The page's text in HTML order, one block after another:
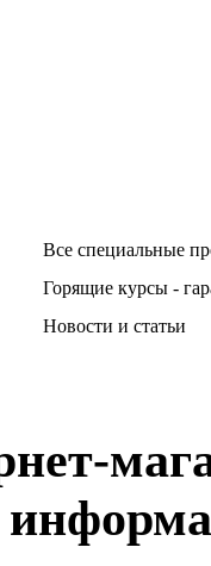
Все специальные
Горящие курсы -
Новости и статьи